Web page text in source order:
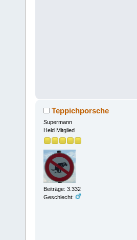
Teppichporsche
Supermann
Held Mitglied
Beiträge: 3.332
Geschlecht: